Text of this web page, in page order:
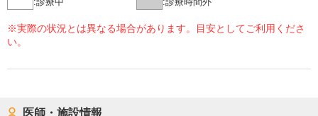
※実際の状況とは異なる場合があります。目安としてご利用くださ
い。
医師・施設情報